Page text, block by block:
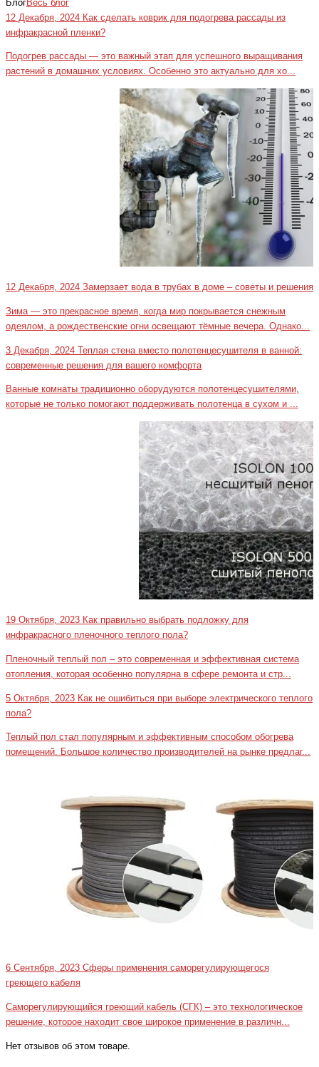
БлогВесь блог
12 Декабря, 2024 Как сделать коврик для подогрева рассады из
инфракрасной пленки?
Подогрев рассады — это важный этап для успешного выращивания
растений в домашних условиях. Особенно это актуально для хо...
12 Декабря, 2024 Замерзает вода в трубах в доме – советы и решения
Зима — это прекрасное время, когда мир покрывается снежным
одеялом, а рождественские огни освещают тёмные вечера. Однако...
3 Декабря, 2024 Теплая стена вместо полотенцесушителя в ванной:
современные решения для вашего комфорта
Ванные комнаты традиционно оборудуются полотенцесушителями,
которые не только помогают поддерживать полотенца в сухом и ...
19 Октября, 2023 Как правильно выбрать подложку для
инфракрасного пленочного теплого пола?
Пленочный теплый пол – это современная и эффективная система
отопления, которая особенно популярна в сфере ремонта и стр...
5 Октября, 2023 Как не ошибиться при выборе электрического теплого
пола?
Теплый пол стал популярным и эффективным способом обогрева
помещений. Большое количество производителей на рынке предлаг...
6 Сентября, 2023 Сферы применения саморегулирующегося
греющего кабеля
Саморегулирующийся греющий кабель (СГК) – это технологическое
решение, которое находит свое широкое применение в различн...
Нет отзывов об этом товаре.